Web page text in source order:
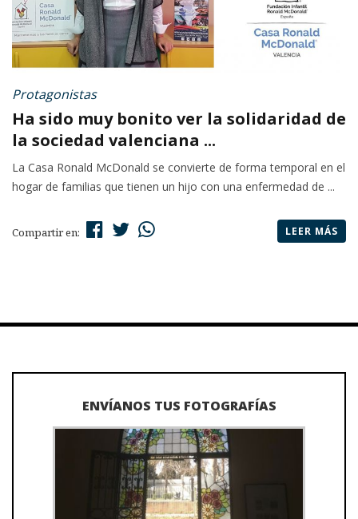
Protagonistas
Ha sido muy bonito ver la solidaridad de
la sociedad valenciana ...
La Casa Ronald McDonald se convierte de forma temporal en el
hogar de familias que tienen un hijo con una enfermedad de ...
Compartir en: LEER MÁS
ENVÍANOS TUS FOTOGRAFÍAS